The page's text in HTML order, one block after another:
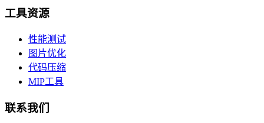
工具资源
性能测试
图片优化
代码压缩
MIP工具
联系我们